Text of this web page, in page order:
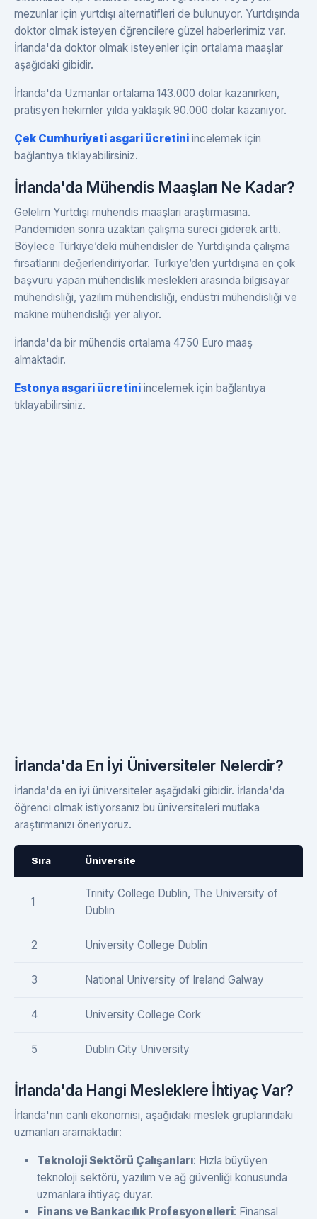
mezunlar için yurtdışı alternatifleri de bulunuyor. Yurtdışında
doktor olmak isteyen öğrencilere güzel haberlerimiz var.
İrlanda'da doktor olmak isteyenler için ortalama maaşlar
aşağıdaki gibidir.
İrlanda'da Uzmanlar ortalama 143.000 dolar kazanırken,
pratisyen hekimler yılda yaklaşık 90.000 dolar kazanıyor.
Çek Cumhuriyeti asgari ücretini incelemek için
bağlantıya tıklayabilirsiniz.
İrlanda'da Mühendis Maaşları Ne Kadar?
Gelelim Yurtdışı mühendis maaşları araştırmasına.
Pandemiden sonra uzaktan çalışma süreci giderek arttı.
Böylece Türkiye’deki mühendisler de Yurtdışında çalışma
fırsatlarını değerlendiriyorlar. Türkiye’den yurtdışına en çok
başvuru yapan mühendislik meslekleri arasında bilgisayar
mühendisliği, yazılım mühendisliği, endüstri mühendisliği ve
makine mühendisliği yer alıyor.
İrlanda'da bir mühendis ortalama 4750 Euro maaş
almaktadır.
Estonya asgari ücretini incelemek için bağlantıya
tıklayabilirsiniz.
İrlanda'da En İyi Üniversiteler Nelerdir?
İrlanda'da en iyi üniversiteler aşağıdaki gibidir. İrlanda'da
öğrenci olmak istiyorsanız bu üniversiteleri mutlaka
araştırmanızı öneriyoruz.
Sıra Üniversite
1
Trinity College Dublin, The University of
Dublin
2 University College Dublin
3 National University of Ireland Galway
4 University College Cork
5 Dublin City University
İrlanda'da Hangi Mesleklere İhtiyaç Var?
İrlanda'nın canlı ekonomisi, aşağıdaki meslek gruplarındaki
uzmanları aramaktadır:
Teknoloji Sektörü Çalışanları: Hızla büyüyen
teknoloji sektörü, yazılım ve ağ güvenliği konusunda
uzmanlara ihtiyaç duyar.
Finans ve Bankacılık Profesyonelleri: Finansal